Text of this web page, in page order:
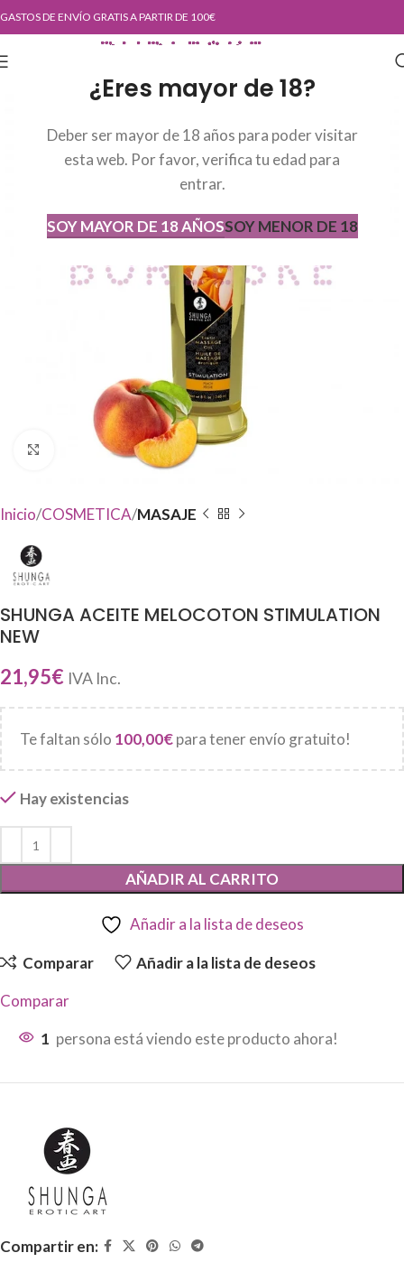
¿Eres mayor de 18?
Deber ser mayor de 18 años para poder visitar
esta web. Por favor, verifica tu edad para
entrar.
SOY MAYOR DE 18 AÑOSSOY MENOR DE 18
GASTOS DE ENVÍO GRATIS A PARTIR DE 100€
Haga Click para agrandar
Inicio COSMETICA MASAJE
SHUNGA ACEITE MELOCOTON STIMULATION
NEW
21,95€ IVA Inc.
Te faltan sólo 100,00€para tener envío gratuito!
Hay existencias
AÑADIR AL CARRITO
Añadir a la lista de deseos
Comparar Añadir a la lista de deseos
Comparar
1 persona está viendo este producto ahora!
Compartir en: